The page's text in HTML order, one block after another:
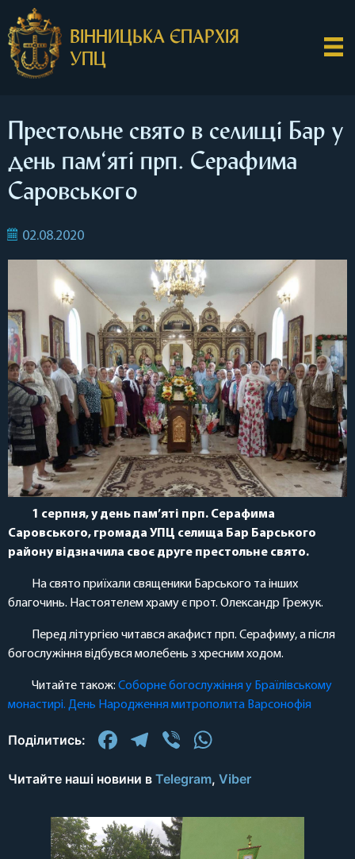
ВІННИЦЬКА ЄПАРХІЯ
УПЦ
Престольне свято в селищі Бар у
день пам‘яті прп. Серафима
Саровського
02.08.2020
1 серпня, у день пам’яті прп. Серафима
Саровського, громада УПЦ селища Бар Барського
району відзначила своє друге престольне свято.
На свято приїхали священики Барського та інших
благочинь. Настоятелем храму є прот. Олександр Грежук.
Перед літургією читався акафист прп. Серафиму, а після
богослужіння відбувся молебень з хресним ходом.
Читайте також: Соборне богослужіння у Браїлівському
монастирі. День Народження митрополита Варсонофія
Поділитись: Facebook
Telegram
Viber
Читайте наші новини в Telegram, Viber